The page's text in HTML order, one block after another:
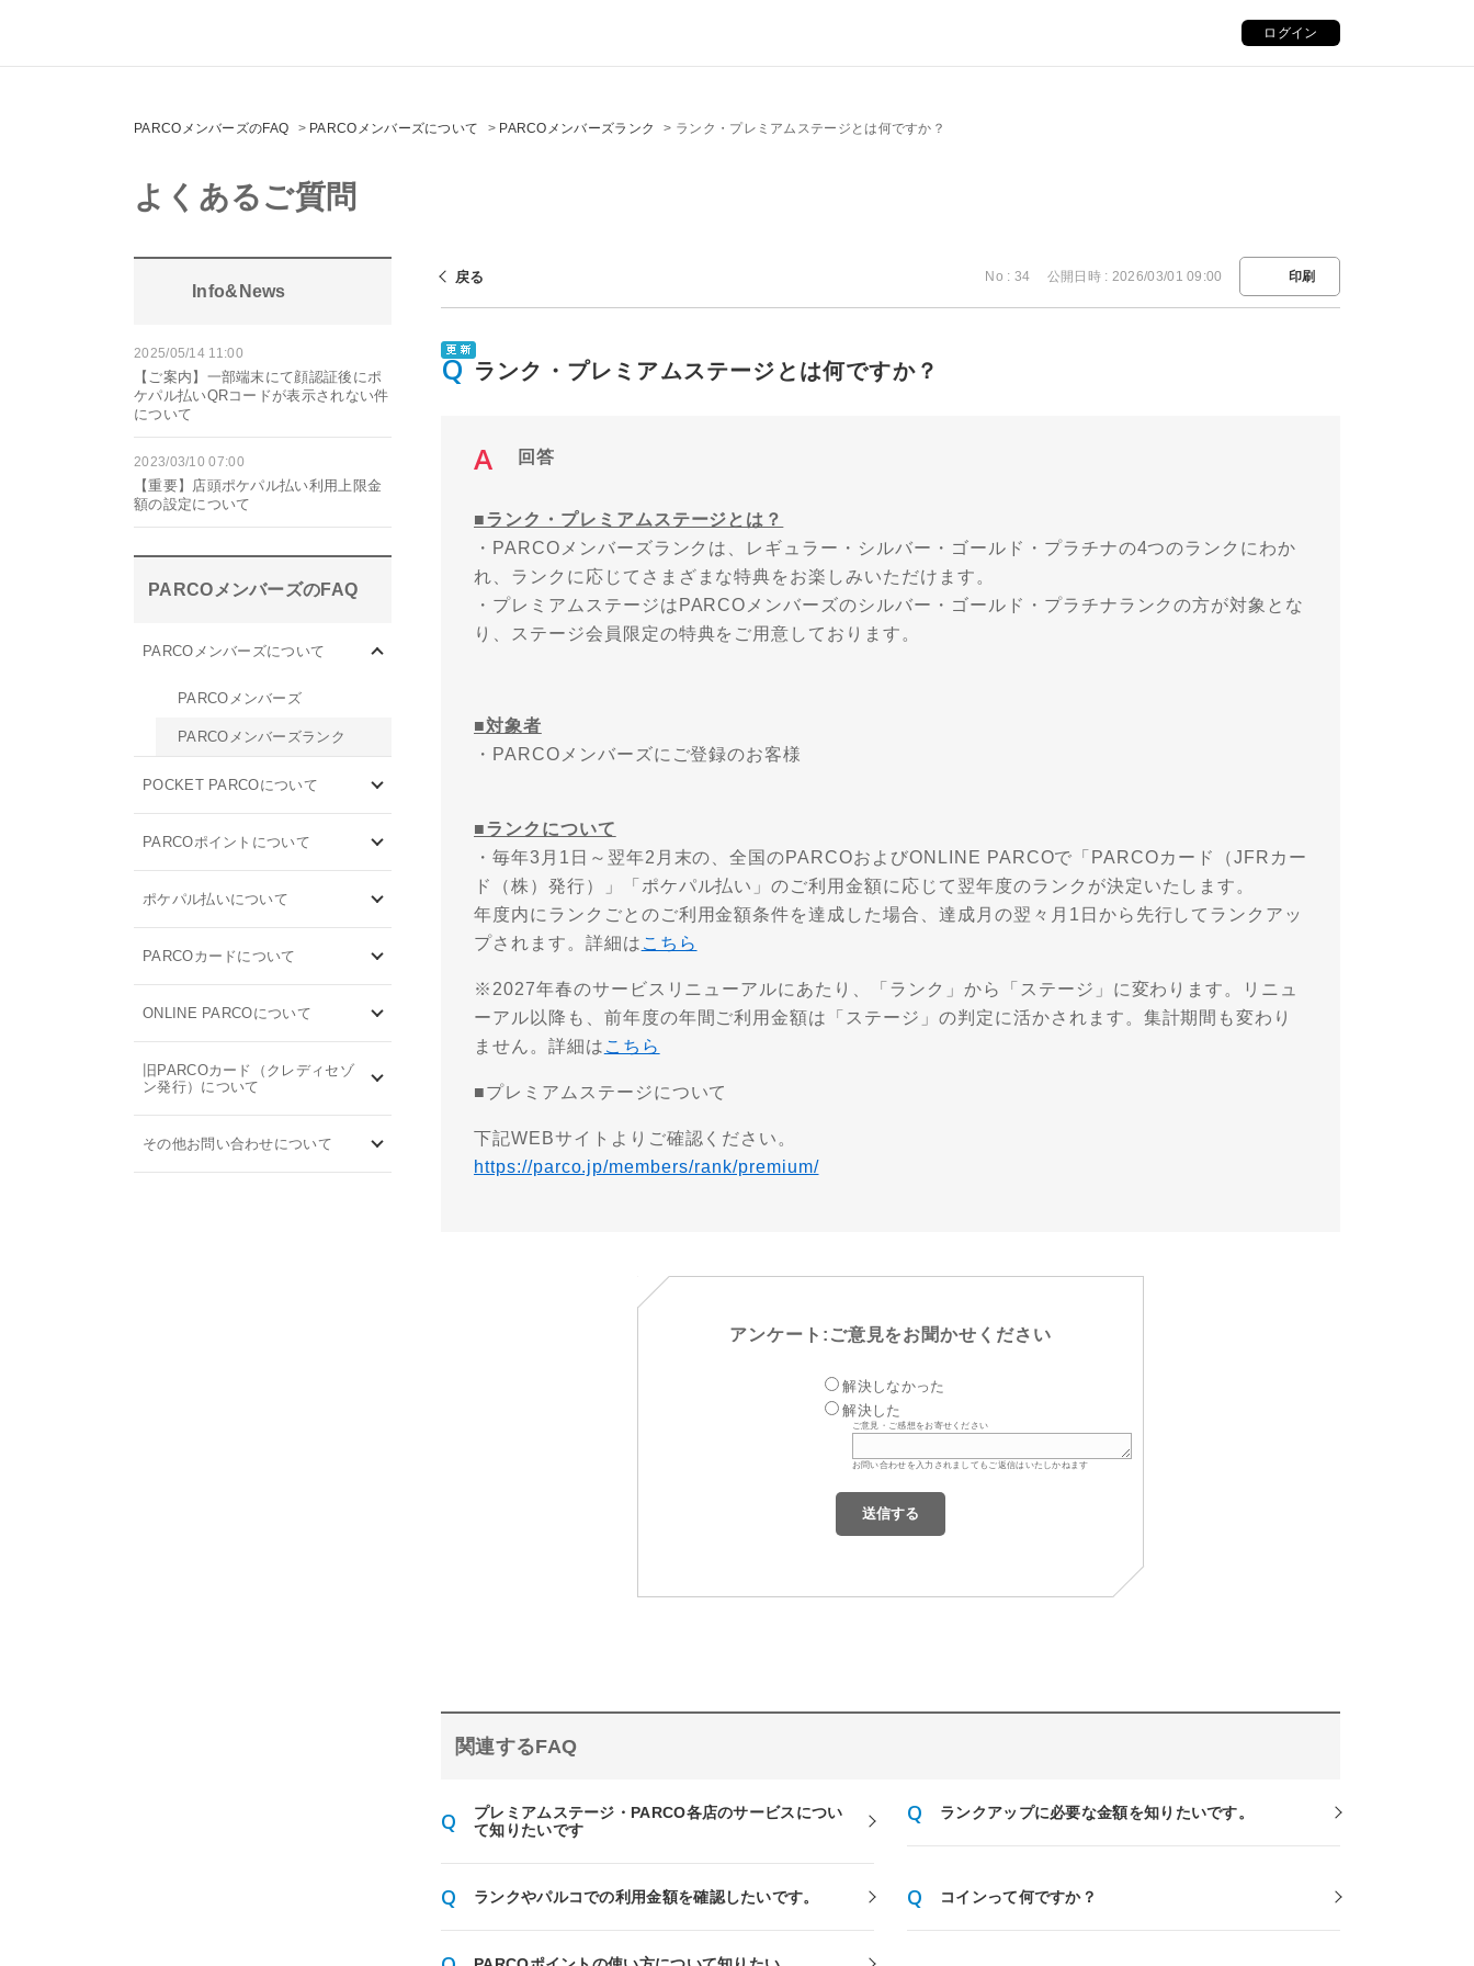
ログイン
PARCOメンバーズのFAQ > PARCOメンバーズについて > PARCOメンバーズランク > ランク・プレミアムステージとは何ですか？
よくあるご質問
Info&News
2025/05/14 11:00
【ご案内】一部端末にて顔認証後にポ
ケパル払いQRコードが表示されない件
について
2023/03/10 07:00
【重要】店頭ポケパル払い利用上限金
額の設定について
PARCOメンバーズのFAQ
PARCOメンバーズについて
PARCOメンバーズ
PARCOメンバーズランク
POCKET PARCOについて
PARCOポイントについて
ポケパル払いについて
PARCOカードについて
ONLINE PARCOについて
旧PARCOカード（クレディセゾ
ン発行）について
その他お問い合わせについて
戻る No : 34 公開日時 : 2026/03/01 09:00 印刷
ランク・プレミアムステージとは何ですか？
回答
■ランク・プレミアムステージとは？
・PARCOメンバーズランクは、レギュラー・シルバー・ゴールド・プラチナの4つのランクにわか
れ、ランクに応じてさまざまな特典をお楽しみいただけます。
・プレミアムステージはPARCOメンバーズのシルバー・ゴールド・プラチナランクの方が対象とな
り、ステージ会員限定の特典をご用意しております。
■対象者
・PARCOメンバーズにご登録のお客様
■ランクについて
・毎年3月1日～翌年2月末の、全国のPARCOおよびONLINE PARCOで「PARCOカード（JFRカー
ド（株）発行）」「ポケパル払い」のご利用金額に応じて翌年度のランクが決定いたします。
年度内にランクごとのご利用金額条件を達成した場合、達成月の翌々月1日から先行してランクアッ
プされます。詳細は こちら
※2027年春のサービスリニューアルにあたり、「ランク」から「ステージ」に変わります。リニュ
ーアル以降も、前年度の年間ご利用金額は「ステージ」の判定に活かされます。集計期間も変わり
ません。詳細は こちら
■プレミアムステージについて
下記WEBサイトよりご確認ください。
https://parco.jp/members/rank/premium/
アンケート:ご意見をお聞かせください
解決しなかった
解決した
ご意見・ご感想をお寄せください
お問い合わせを入力されましてもご返信はいたしかねます
関連するFAQ
プレミアムステージ・PARCO各店のサービスについ
て知りたいです
ランクアップに必要な金額を知りたいです。
ランクやパルコでの利用金額を確認したいです。 コインって何ですか？